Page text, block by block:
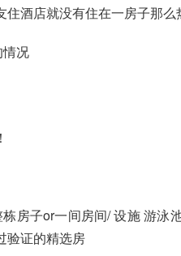
酒店就没有住在一房子那么
况
房子or一间房间/ 设施 游泳
验证的精选房